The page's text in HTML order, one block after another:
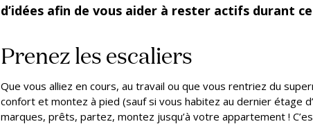
d’idées afin de vous aider à rester actifs durant
Prenez les escaliers
Que vous alliez en cours, au travail ou que vous rentriez du
confort et montez à pied (sauf si vous habitez au dernier étage
marques, prêts, partez, montez jusqu’à votre appartement !